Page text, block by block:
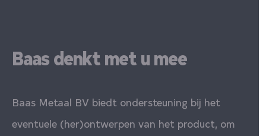
Baas denkt met u mee
Baas Metaal BV biedt ondersteuning bij het
eventuele (her)ontwerpen van het product, om